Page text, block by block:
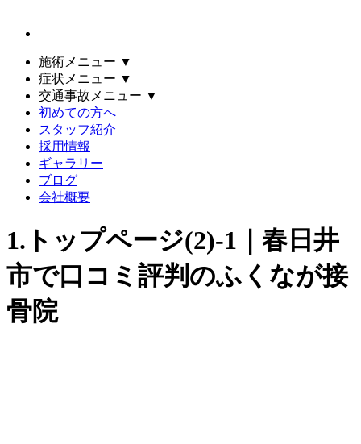
施術メニュー ▼
症状メニュー ▼
交通事故メニュー ▼
初めての方へ
スタッフ紹介
採用情報
ギャラリー
ブログ
会社概要
1.トップページ(2)-1｜春日井
市で口コミ評判のふくなが接
骨院